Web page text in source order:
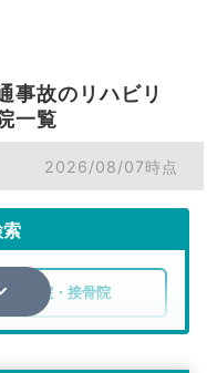
事故のリハビリ
一覧
2026/08/07時点
整骨院・接骨院